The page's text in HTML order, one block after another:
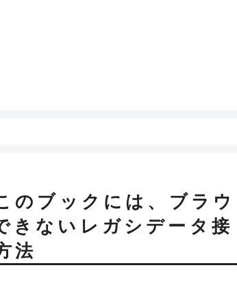
ブックには、ブラウ
きないレガシデータ接
法